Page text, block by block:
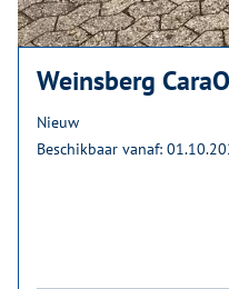
Weinsberg
Nieuw
Beschikbaar vanaf: